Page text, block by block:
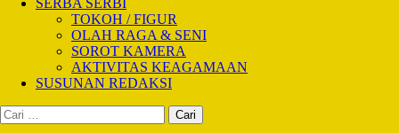
SERBA SERBI
TOKOH / FIGUR
OLAH RAGA & SENI
SOROT KAMERA
AKTIVITAS KEAGAMAAN
SUSUNAN REDAKSI
Cari
untuk: